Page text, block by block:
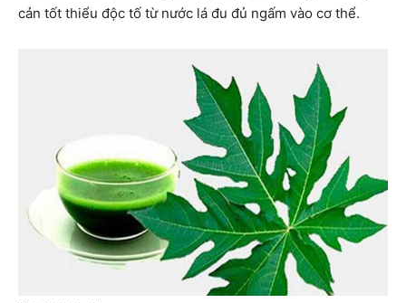
cản tốt thiểu độc tố từ nước lá đu đủ ngấm vào cơ thể.